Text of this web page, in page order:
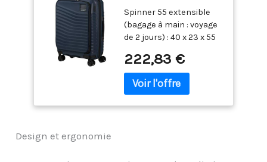
55 cm, 42/48 L, Bleu
(Nuits Bleues)
Spinner 55 extensible
(bagage à main : voyage
de 2 jours) : 40 x 23 x 55
verrou TSA008 offre une
sécurité
supplémentaire et
222,83 €
Design et ergonomie